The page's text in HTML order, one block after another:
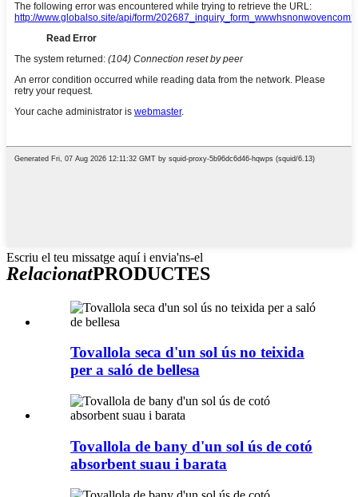
Escriu el teu missatge aquí i envia'ns-el
RelacionatPRODUCTES
Tovallola seca d'un sol ús no teixida
per a saló de bellesa
Tovallola de bany d'un sol ús de cotó
absorbent suau i barata